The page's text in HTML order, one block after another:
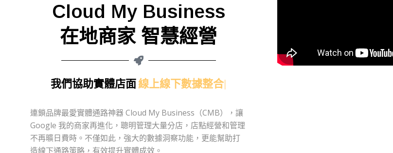
Cloud My Business
在地商家 智慧經營
我們協助實體店面 線上線下數據整合
連鎖品牌最愛實體通路神器 Cloud My Business（CMB），讓
Google 我的商家再進化，聰明管理大量分店，店點經營和管理
不再曠日費時。不僅如此，強大的數據洞察功能，更能幫助打
造線下通路策略，有效提升實體成效。